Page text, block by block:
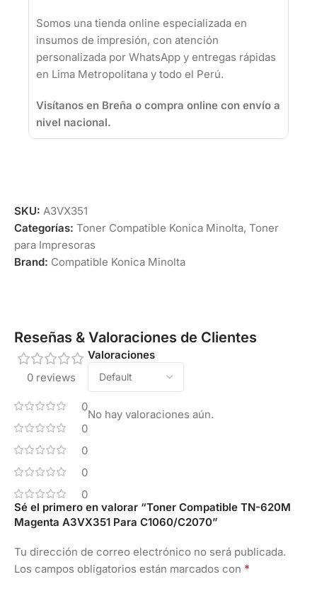
Somos una tienda online especializada en
insumos de impresión, con atención
personalizada por WhatsApp y entregas rápidas
en Lima Metropolitana y todo el Perú.
Visítanos en Breña o compra online con envío a
nivel nacional.
SKU: A3VX351
Categorías: Toner Compatible Konica Minolta, Toner
para Impresoras
Brand: Compatible Konica Minolta
Reseñas & Valoraciones de Clientes
0 reviews
0
0
0
0
0
Valoraciones
No hay valoraciones aún.
Sé el primero en valorar “Toner Compatible TN-620M
Magenta A3VX351 Para C1060/C2070”
Tu dirección de correo electrónico no será publicada.
Los campos obligatorios están marcados con *